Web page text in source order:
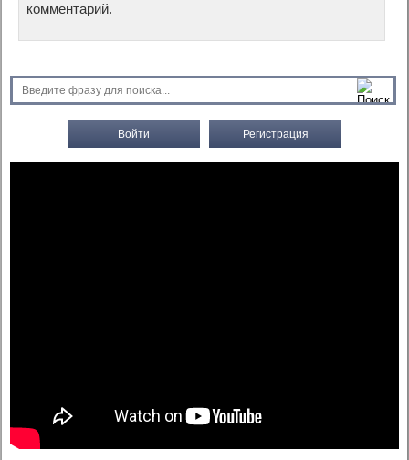
комментарий.
Войти Регистрация